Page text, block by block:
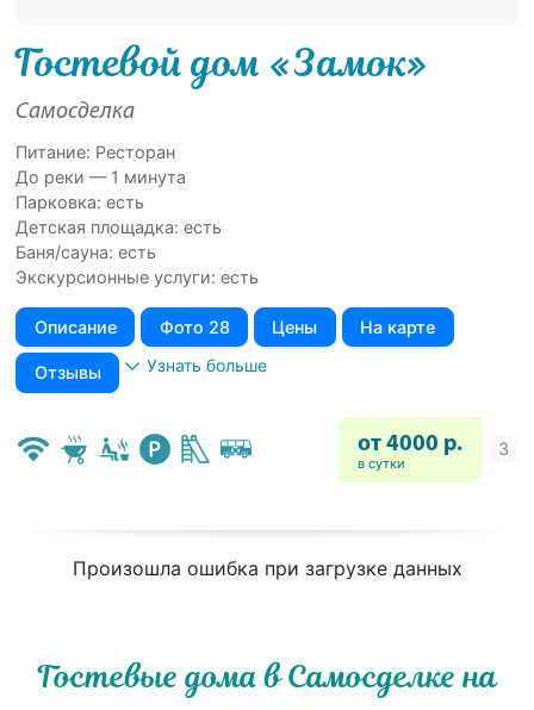
Гостевой дом «Замок»
Самосделка
Питание: Ресторан
До реки — 1 минута
Парковка: есть
Детская площадка: есть
Баня/сауна: есть
Экскурсионные услуги: есть
Описание Фото 28 Цены На карте
Отзывы Узнать больше
от 4000 р.
в сутки
Произошла ошибка при загрузке данных
Гостевые дома в Самосделке на